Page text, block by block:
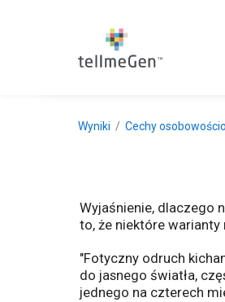
Wyniki Cechy
Wyjaśnienie, dlaczego
to, że niektóre
"Fotyczny odruch
do jasnego światła,
jednego na czterech